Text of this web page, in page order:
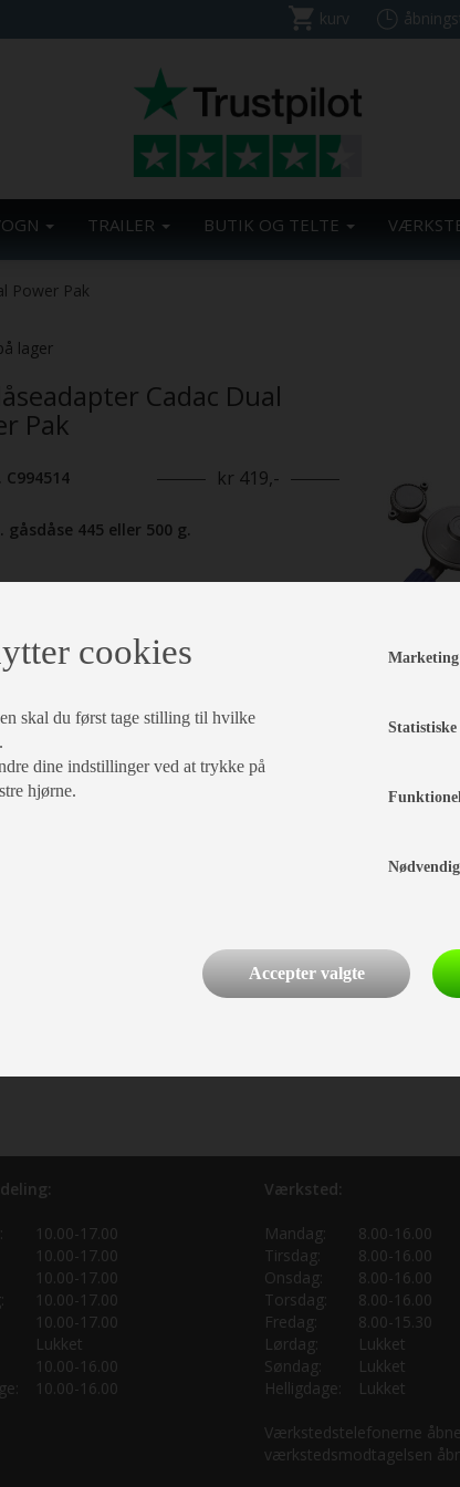
kurv
TRAILER BUTIK OG TELTE
Power Pak
lager
Cadac Dual
Pak
kr 419,-
445 eller 500 g.
1 kg.
eksl. gasdåser
læg i kurv
10.00-17.00
10.00-17.00
10.00-17.00
10.00-17.00
10.00-17.00
Lukket
10.00-16.00
10.00-16.00
Værksted:
Mandag:
8.00-16.00
Tirsdag:
8.00-16.00
Onsdag:
8.00-16.00
Torsdag:
8.00-16.00
Fredag:
8.00-15.30
Lørdag:
Lukket
Søndag:
Lukket
Helligdage:
Lukket
Værkstedstelefonerne
værkstedsmodtagelsen
cookies
skal du først tage stilling til hvilke
dine indstillinger ved at trykke på
hjørne.
Marketing
Statistiske
Accepter valgte